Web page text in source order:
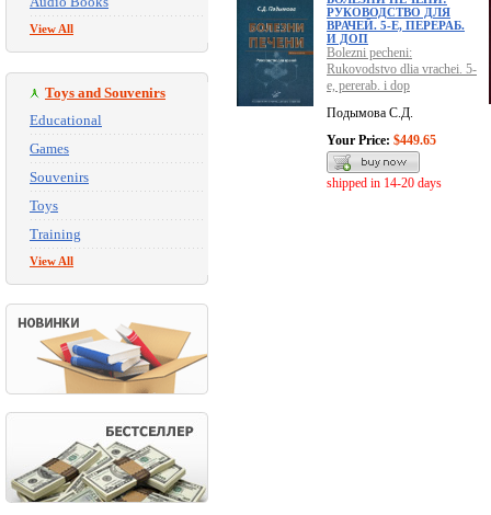
View All
Toys and Souvenirs
Educational
Games
Souvenirs
Toys
Training
View All
РУКОВОДСТВО ДЛЯ
ВРАЧЕЙ. 5-Е, ПЕРЕРАБ.
И ДОП
Bolezni pecheni:
Rukovodstvo dlia vrachei. 5-
e, pererab. i dop
Подымова С.Д.
Your Price: $449.65
shipped in 14-20 days